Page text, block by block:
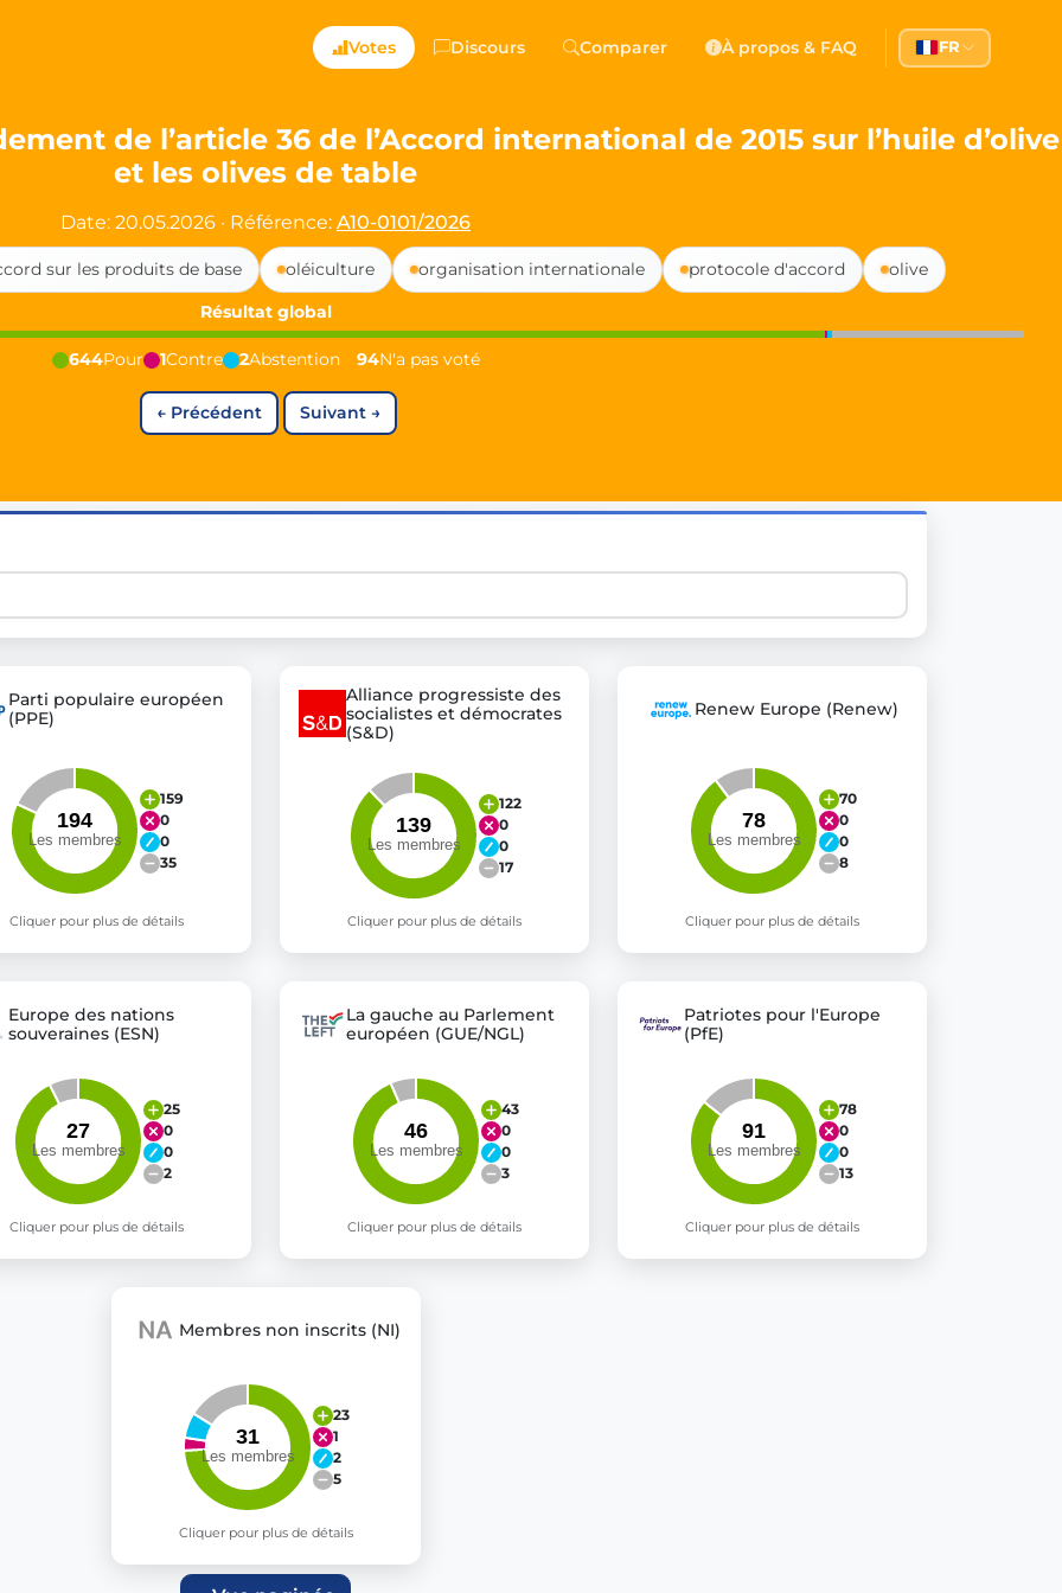
Directly Shaping Democracy
political party in Germany dedicated to digital democracy, government transparency, and citizen
since 2024
PdF co-founder
youngest mayor at 19 years old
democracy").
advanced transparency platforms, which lets citizens explore thousands of EU Parliament votes in a clear
and transparency in Germany and Europe.
and bring politics closer to citizens.
Votes Discours Comparer À propos & FAQ FR
de l’article 36 de l’Accord international de 2015 sur l’huile d’olive
et les olives de table
Date: 20.05.2026 · Référence: A10-0101/2026
sur les produits de base oléiculture organisation internationale protocole d'accord
olive
Résultat global
644Pour 1Contre 2Abstention 94N'a pas voté
← Précédent Suivant→
Parti populaire européen
(PPE)
159
0
0
35
Cliquer pour plus de détails
Alliance progressiste des
socialistes et démocrates
(S&D)
122
0
0
17
Cliquer pour plus de détails
Renew Europe (Renew)
70
0
0
8
Cliquer pour plus de détails
Europe des nations
souveraines (ESN)
25
0
0
2
Cliquer pour plus de détails
La gauche au Parlement
européen (GUE/NGL)
43
0
0
3
Cliquer pour plus de détails
Patriotes pour l'Europe
(PfE)
78
0
0
13
Cliquer pour plus de détails
Membres non inscrits (NI)
23
1
2
5
Cliquer pour plus de détails